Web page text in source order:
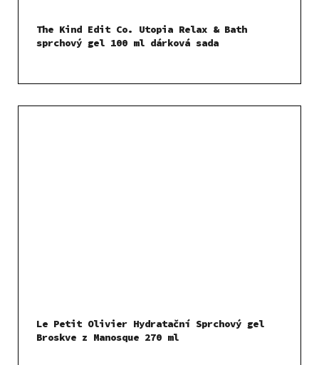
The Kind Edit Co. Utopia Relax & Bath
sprchový gel 100 ml dárková sada
Le Petit Olivier Hydratační Sprchový gel
Broskve z Manosque 270 ml